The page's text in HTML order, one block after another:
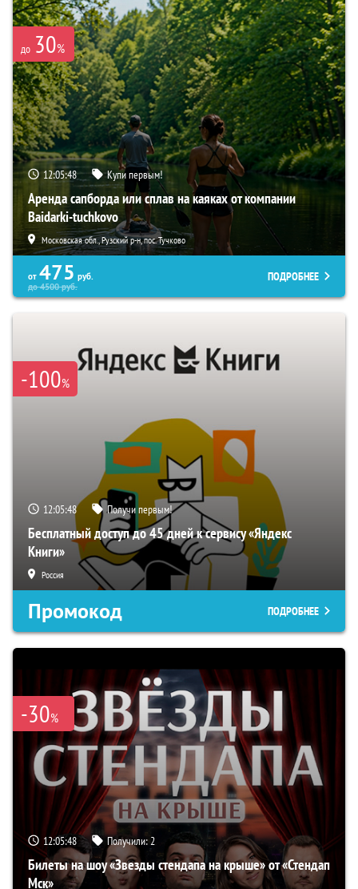
до 30%
12:05:47 Купи первым!
Аренда сапборда или сплав на каяках от компании
Baidarki-tuchkovo
Московская обл., Рузский р-н, пос. Тучково
от 475 руб.
до4500руб.
ПОДРОБНЕЕ
-100%
12:05:47 Получи первым!
Бесплатный доступ до 45 дней к сервису «Яндекс
Книги»
Россия
Промокод ПОДРОБНЕЕ
-30%
12:05:47 Получили:2
Билеты на шоу «Звезды стендапа на крыше» от «Стендап
Мск»